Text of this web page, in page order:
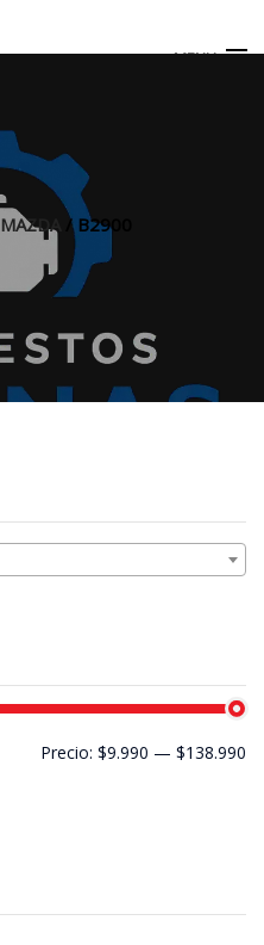
MENU
MAZDA / B2900
Precio: $9.990 — $138.990